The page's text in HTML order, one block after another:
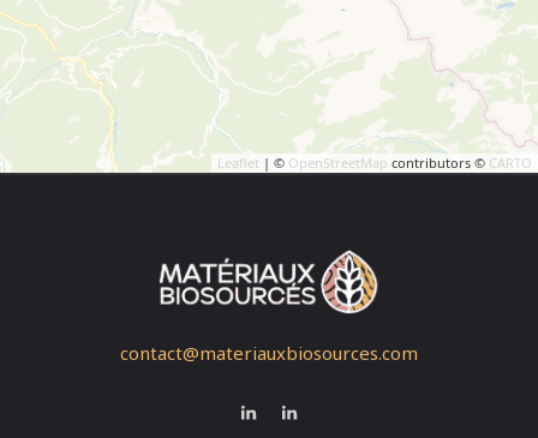
Leaflet | © OpenStreetMap contributors © CARTO
contact@materiauxbiosources.com